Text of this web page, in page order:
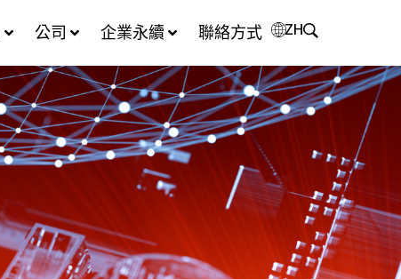
公司 企業永續 聯絡方式 ZH